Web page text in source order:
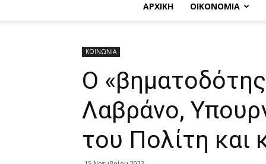
ΑΡΧΙΚΗ ΟΙΚΟΝΟΜΙΑ
ΚΟΙΝΩΝΙΑ
Ο
Λαβράνο,
του Πολίτη και